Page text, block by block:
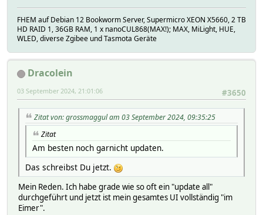
FHEM auf Debian 12 Bookworm Server, Supermicro XEON X5660, 2 TB
HD RAID 1, 36GB RAM, 1 x nanoCUL868(MAX!); MAX, MiLight, HUE,
WLED, diverse Zgibee und Tasmota Geräte
Dracolein
#3650
03 September 2024, 21:01:06
Zitat von: grossmaggul am 03 September 2024, 09:35:25
Zitat
Am besten noch garnicht updaten.
Das schreibst Du jetzt.
Mein Reden. Ich habe grade wie so oft ein "update all"
durchgeführt und jetzt ist mein gesamtes UI vollständig "im
Eimer".